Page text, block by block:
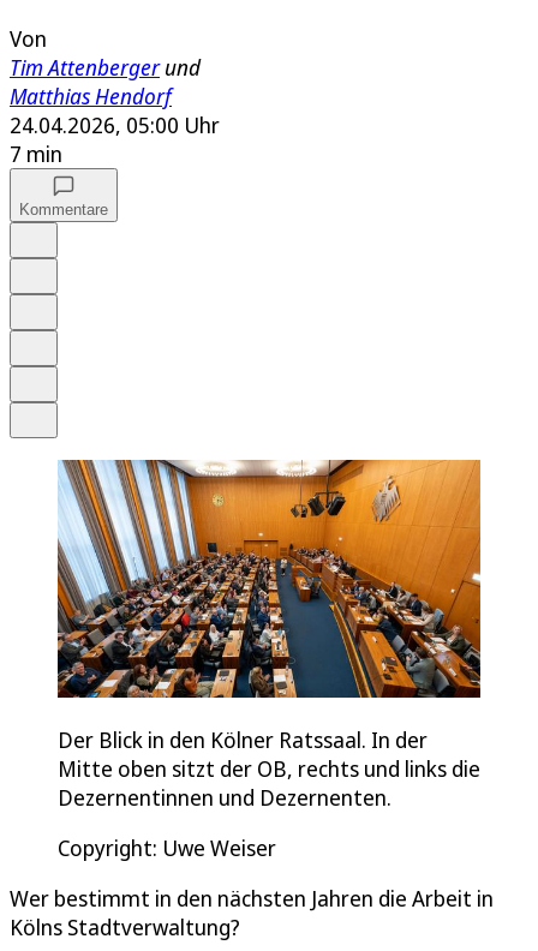
Von
Tim Attenbergerund
Matthias Hendorf
24.04.2026, 05:00 Uhr
7 min
Kommentare
Der Blick in den Kölner Ratssaal. In der
Mitte oben sitzt der OB, rechts und links die
Dezernentinnen und Dezernenten.
Copyright: Uwe Weiser
Wer bestimmt in den nächsten Jahren die Arbeit in
Kölns Stadtverwaltung?